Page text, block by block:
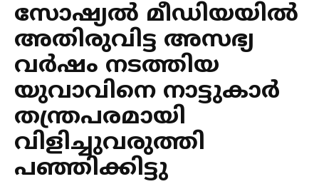
സോഷ്യല്‍ മീഡിയയില്‍
അതിരുവിട്ട അസഭ്യ
വര്‍ഷം നടത്തിയ
യുവാവിനെ നാട്ടുകാര്‍
തന്ത്രപരമായി
വിളിച്ചുവരുത്തി
പഞ്ഞിക്കിട്ടു